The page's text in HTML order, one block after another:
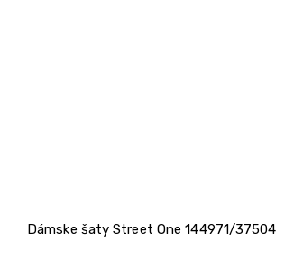
Dámske šaty Street One 144971/37504